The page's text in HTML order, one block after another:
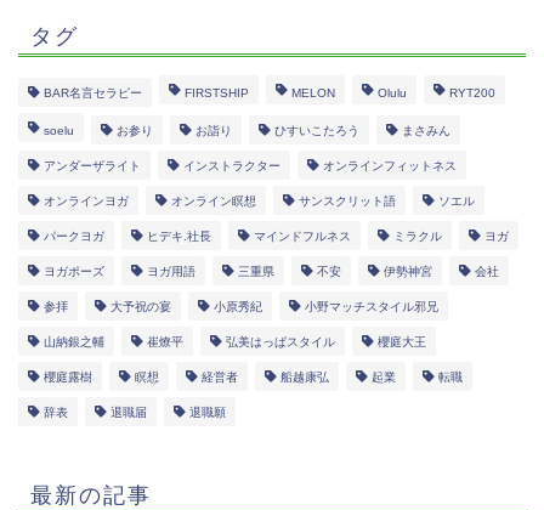
タグ
BAR名言セラピー FIRSTSHIP MELON Olulu RYT200
soelu お参り お詣り ひすいこたろう まさみん
アンダーザライト インストラクター オンラインフィットネス
オンラインヨガ オンライン瞑想 サンスクリット語 ソエル
パークヨガ ヒデキ.社長 マインドフルネス ミラクル ヨガ
ヨガポーズ ヨガ用語 三重県 不安 伊勢神宮 会社
参拝 大予祝の宴 小原秀紀 小野マッチスタイル邪兄
山納銀之輔 崔燎平 弘美はっぱスタイル 櫻庭大王
櫻庭露樹 瞑想 経営者 船越康弘 起業 転職
辞表 退職届 退職願
最新の記事